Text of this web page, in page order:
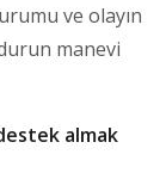
ve olayın
manevi
almak